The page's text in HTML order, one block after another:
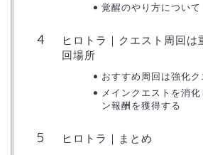
覚醒のやり方について
ヒロトラ｜クエスト周回は
回場所
おすすめ周回は強化ク
メインクエストを消
ン報酬を獲得する
ヒロトラ｜まとめ